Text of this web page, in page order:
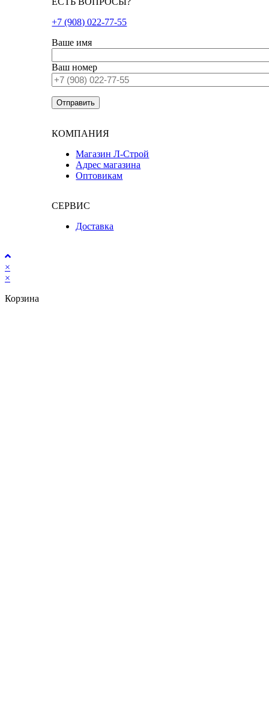
+7 (908) 022-77-55
Ваше имя
Ваш номер
КОМПАНИЯ
Магазин Л-Строй
Адрес магазина
Оптовикам
СЕРВИС
Доставка
×
×
Корзина